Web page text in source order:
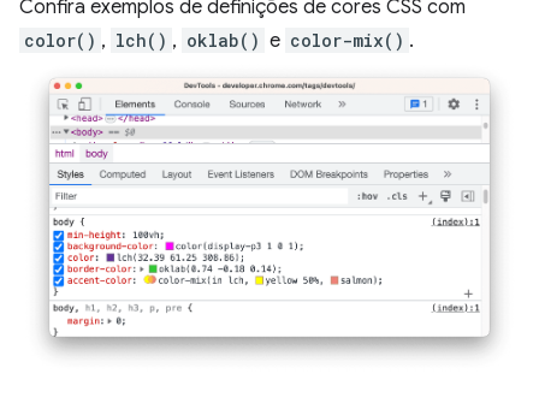
Confira exemplos de definições de cores CSS com
color() , lch() , oklab() e color-mix() .